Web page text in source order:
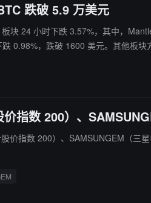
跌破 5.9 万美元
块 24 小时下跌 3.57%，其中，
0.98%，跌破 1600 美元。其他板
0.54%，SocialFi 板块内，Gram（
指数 200）、
指数 200）、SAMSUNGEM（三